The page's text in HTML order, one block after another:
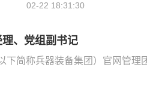
02-22 18:31:30
、党组副书记
下简称兵器装备集团）官网管理